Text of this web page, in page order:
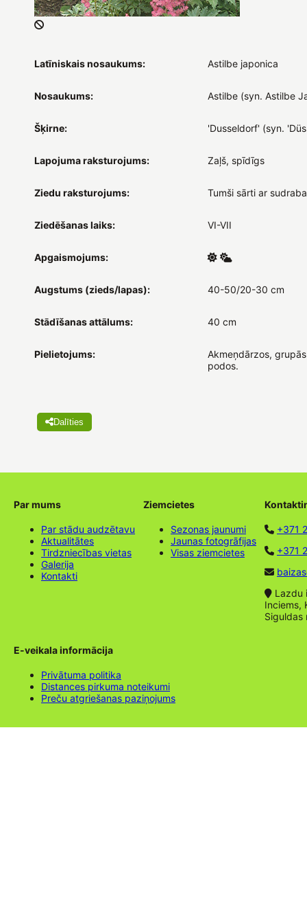
Latīniskais nosaukums: Astilbe japonica
Nosaukums: Astilbe (syn. Astilbe
Šķirne: 'Dusseldorf' (syn.
Lapojuma raksturojums: Zaļš, spīdīgs
Ziedu raksturojums: Tumši sārti ar
Ziedēšanas laiks: VI-VII
Apgaismojums:
Augstums (zieds/lapas): 40-50/20-30 cm
Stādīšanas attālums: 40 cm
Pielietojums:
Akmeņdārzos,
podos.
Dalīties
Par mums
Par stādu audzētavu
Aktualitātes
Tirdzniecības vietas
Galerija
Kontakti
Ziemcietes
Sezonas jaunumi
Jaunas fotogrāfijas
Visas ziemcietes
+371
+371
Lazdu
Inciems,
Siguldas
E-veikala informācija
Privātuma politika
Distances pirkuma noteikumi
Preču atgriešanas paziņojums